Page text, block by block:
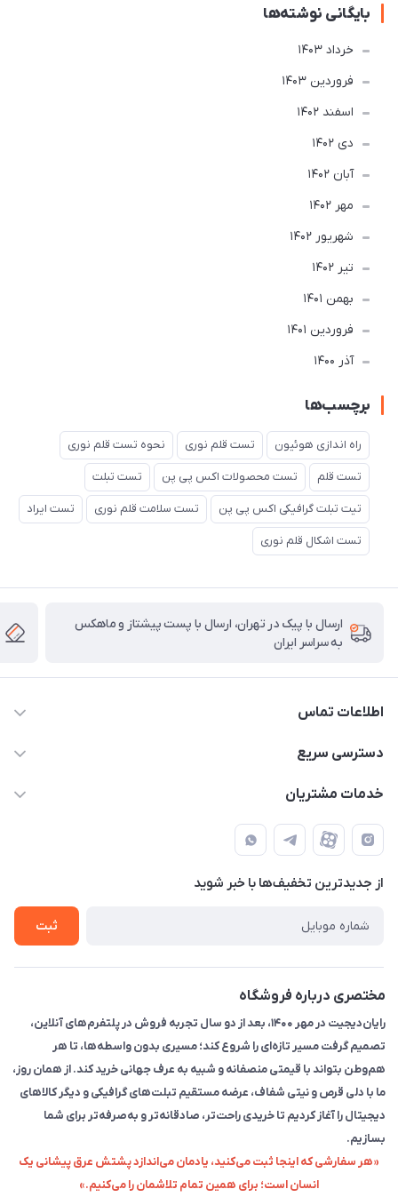
بایگانی نوشته‌ها
خرداد 1403
فروردین 1403
اسفند 1402
دی 1402
آبان 1402
مهر 1402
شهریور 1402
تير 1402
بهمن 1401
فروردین 1401
آذر 1400
برچسب‌ها
راه اندازی هوئیون تست قلم نوری نحوه تست قلم نوری
تست قلم تست محصولات اکس پی پن تست تبلت
تیت تبلت گرافیکی اکس پی پن تست سلامت قلم نوری تست ایراد
تست اشکال قلم نوری
ارسال با پیک در تهران، ارسال با پست پیشتاز و ماهکس
به سراسر ایران
اطلاعات تماس
۰۲۱91095320 - 09120057355 - 09915561288
حضوری از قبل با پشتیبان های فروشگاه هماهنگ کنید)
دسترسی سریع
حساب کاربری
لیست محصولات
تماس با ما
خدمات مشتریان
قوانین و مقررات
حریم خصوصی
راهنما
از جدید‌ترین تخفیف‌ها با‌ خبر شوید
ثبت
مختصری درباره فروشگاه
رایان‌دیجیت در مهر ۱۴۰۰، بعد از دو سال تجربه فروش در پلتفرم‌های آنلاین،
تصمیم گرفت مسیر تازه‌ای را شروع کند؛ مسیری بدون واسطه‌ها، تا هر
هم‌وطن بتواند با قیمتی منصفانه و شبیه به عرف جهانی خرید کند. از همان روز،
ما با دلی قرص و نیتی شفاف، عرضه مستقیم تبلت‌های گرافیکی و دیگر کالاهای
دیجیتال را آغاز کردیم تا خریدی راحت‌تر، صادقانه‌تر و به‌صرفه‌تر برای شما
بسازیم.
«هر سفارشی که اینجا ثبت می‌کنید، یادمان می‌اندازد پشتش عرق پیشانی یک
انسان است؛ برای همین تمام تلاشمان را می‌کنیم.»